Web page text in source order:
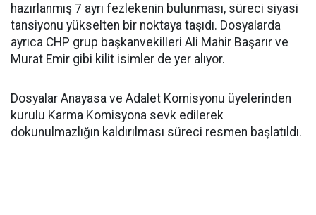
hazırlanmış 7 ayrı fezlekenin bulunması, süreci siyasi
tansiyonu yükselten bir noktaya taşıdı. Dosyalarda
ayrıca CHP grup başkanvekilleri Ali Mahir Başarır ve
Murat Emir gibi kilit isimler de yer alıyor.
Dosyalar Anayasa ve Adalet Komisyonu üyelerinden
kurulu Karma Komisyona sevk edilerek
dokunulmazlığın kaldırılması süreci resmen başlatıldı.